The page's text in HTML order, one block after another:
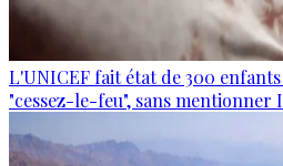
L'UNICEF fait état de 300 enfants
"cessez-le-feu", sans mentionner